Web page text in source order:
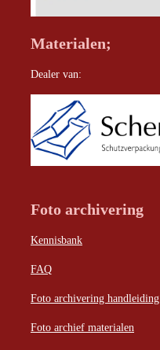
Materialen;
Dealer van:
Foto archivering
Kennisbank
FAQ
Foto archivering handleiding
Foto archief materialen